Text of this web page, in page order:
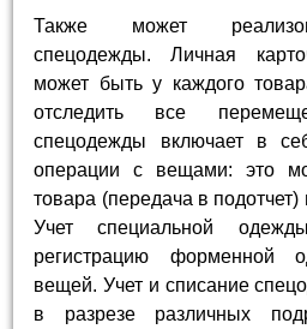
Также может
спецодежды. Личная
может быть у каждого
отследить все
спецодежды включает в
операции с вещами: это
товара (передача в подотчет)
Учет специальной
регистрацию форменной
вещей. Учет и списание
в разрезе различных